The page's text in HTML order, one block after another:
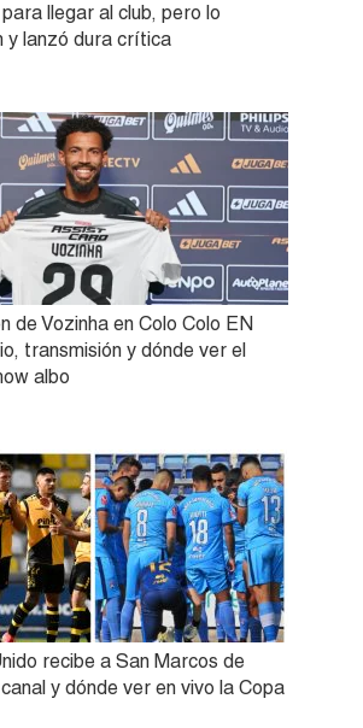
llegar al club, pero lo
y lanzó dura crítica
de Vozinha en Colo Colo EN
transmisión y dónde ver el
albo
recibe a San Marcos de
y dónde ver en vivo la Copa